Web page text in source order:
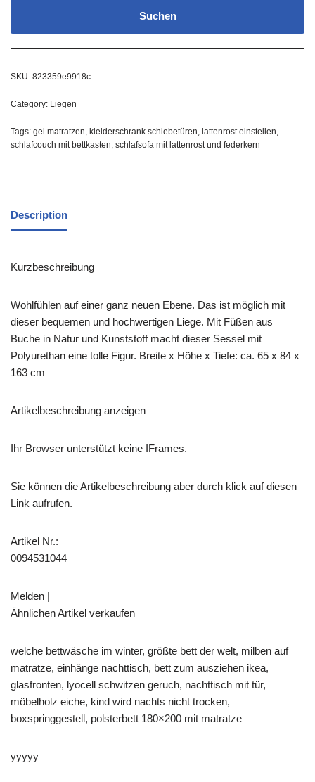
Suchen
SKU: 823359e9918c
Category: Liegen
Tags: gel matratzen, kleiderschrank schiebetüren, lattenrost einstellen,
schlafcouch mit bettkasten, schlafsofa mit lattenrost und federkern
Description
Kurzbeschreibung
Wohlfühlen auf einer ganz neuen Ebene. Das ist möglich mit
dieser bequemen und hochwertigen Liege. Mit Füßen aus
Buche in Natur und Kunststoff macht dieser Sessel mit
Polyurethan eine tolle Figur. Breite x Höhe x Tiefe: ca. 65 x 84 x
163 cm
Artikelbeschreibung anzeigen
Ihr Browser unterstützt keine IFrames.
Sie können die Artikelbeschreibung aber durch klick auf diesen
Link aufrufen.
Artikel Nr.:
0094531044
Melden |
Ähnlichen Artikel verkaufen
welche bettwäsche im winter, größte bett der welt, milben auf
matratze, einhänge nachttisch, bett zum ausziehen ikea,
glasfronten, lyocell schwitzen geruch, nachttisch mit tür,
möbelholz eiche, kind wird nachts nicht trocken,
boxspringgestell, polsterbett 180×200 mit matratze
yyyyy